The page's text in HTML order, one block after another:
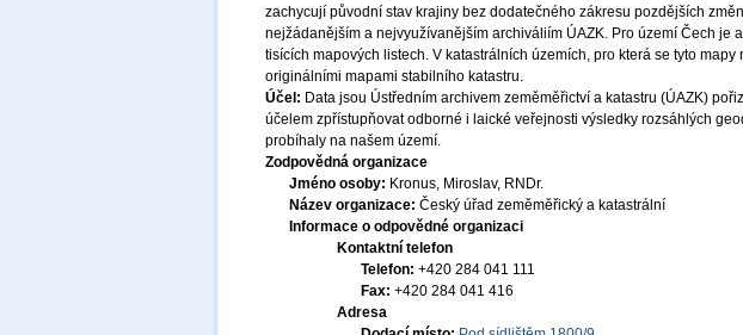
zachycují původní stav krajiny bez dodatečného zákresu pozdějších
nejžádanějším a nejvyužívanějším archiváliím ÚAZK. Pro území Čech je
tisících mapových listech. V katastrálních územích, pro která se tyto
originálními mapami stabilního katastru.
Účel: Data jsou Ústředním archivem zeměměřictví a katastru (ÚAZK)
účelem zpřístupňovat odborné i laické veřejnosti výsledky rozsáhlých
probíhaly na našem území.
Zodpovědná organizace
Jméno osoby: Kronus, Miroslav, RNDr.
Název organizace: Český úřad zeměměřický a katastrální
Informace o odpovědné organizaci
Kontaktní telefon
Telefon: +420 284 041 111
Fax: +420 284 041 416
Adresa